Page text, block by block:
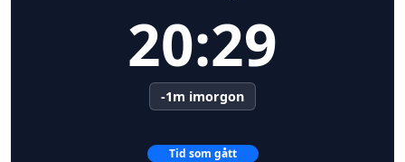
20:29
-1m imorgon
Tid som gått